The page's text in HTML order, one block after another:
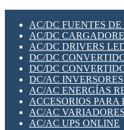
SWITCH Y
TARJETAS PI
UNIÓN Y
PLACAS
SWITCHES Y REDES
SOLUCIONES IOT
SOLUCIONES
SOLUCIONES RED
SEGURIDAD PARA
SWITCHES LAN
TELEFONÍA IP
VIGILANCIA IP
MESHTASTIC
AC/DC FUENTES DE
AC/DC
AC/DC DRIVERS
DC/DC
DC/DC
DC/AC
AC/AC ENERGÍAS
ACCESORIOS PARA
AC/AC
AC/AC UPS ONLINE